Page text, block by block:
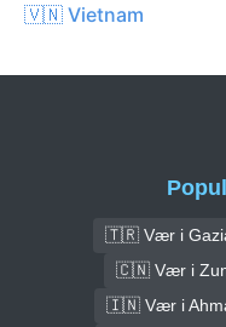
🇻🇳 Vietnam
🇹🇷 Vær i
🇨🇳 Vær i
🇮🇳 Vær i